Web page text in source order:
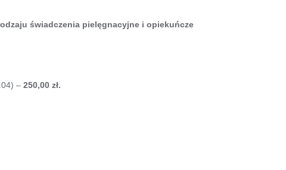
świadczenia pielęgnacyjne i opiekuńcze
– 250,00 zł.